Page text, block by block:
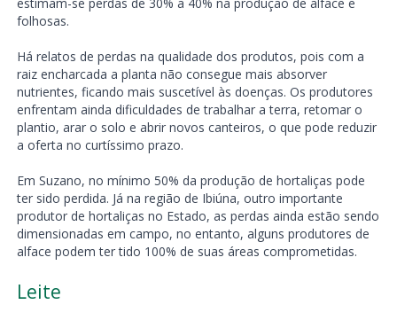
folhosas.
Há relatos de perdas na qualidade dos produtos, pois com a
raiz encharcada a planta não consegue mais absorver
nutrientes, ficando mais suscetível às doenças. Os produtores
enfrentam ainda dificuldades de trabalhar a terra, retomar o
plantio, arar o solo e abrir novos canteiros, o que pode reduzir
a oferta no curtíssimo prazo.
Em Suzano, no mínimo 50% da produção de hortaliças pode
ter sido perdida. Já na região de Ibiúna, outro importante
produtor de hortaliças no Estado, as perdas ainda estão sendo
dimensionadas em campo, no entanto, alguns produtores de
alface podem ter tido 100% de suas áreas comprometidas.
Leite